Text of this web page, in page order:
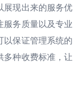
展现出来的服务优
服务质量以及专业
以保证管理系统的
多种收费标准，让